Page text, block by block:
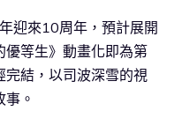
迎來10周年，預計展開
優等生》動畫化即為第
結，以司波深雪的視
。